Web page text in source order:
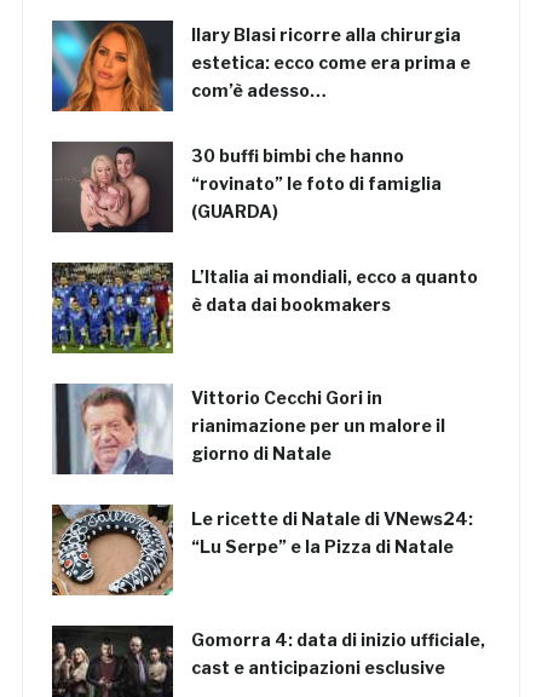
Ilary Blasi ricorre alla chirurgia
estetica: ecco come era prima e
com’è adesso…
30 buffi bimbi che hanno
“rovinato” le foto di famiglia
(GUARDA)
L’Italia ai mondiali, ecco a quanto
è data dai bookmakers
Vittorio Cecchi Gori in
rianimazione per un malore il
giorno di Natale
Le ricette di Natale di VNews24:
“Lu Serpe” e la Pizza di Natale
Gomorra 4: data di inizio ufficiale,
cast e anticipazioni esclusive